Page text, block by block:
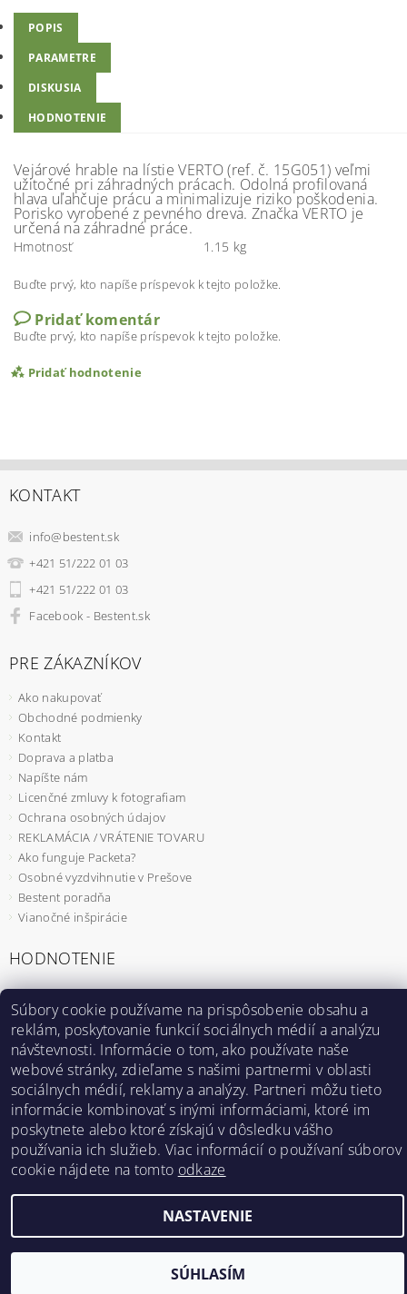
POPIS
PARAMETRE
DISKUSIA
HODNOTENIE
Vejárové hrable na lístie VERTO (ref. č. 15G051) veľmi
užitočné pri záhradných prácach. Odolná profilovaná
hlava uľahčuje prácu a minimalizuje riziko poškodenia.
Porisko vyrobené z pevného dreva. Značka VERTO je
určená na záhradné práce.
Hmotnosť 1.15 kg
Buďte prvý, kto napíše príspevok k tejto položke.
Pridať komentár
Buďte prvý, kto napíše príspevok k tejto položke.
Pridať hodnotenie
KONTAKT
info@bestent.sk
+421 51/222 01 03
+421 51/222 01 03
Facebook - Bestent.sk
PRE ZÁKAZNÍKOV
Ako nakupovať
Obchodné podmienky
Kontakt
Doprava a platba
Napíšte nám
Licenčné zmluvy k fotografiam
Ochrana osobných údajov
REKLAMÁCIA / VRÁTENIE TOVARU
Ako funguje Packeta?
Osobné vyzdvihnutie v Prešove
Bestent poradňa
Vianočné inšpirácie
HODNOTENIE
Záhradný fóliovník 2x2m s UV filtrom STANDARD
| MmzHrrdb
1
Bestent.cz | Heureka.sk
2026 ©BESTENT.sk, všetky práva vyhradené
Vytvoril Shoptet
Súbory cookie používame na prispôsobenie obsahu a
reklám, poskytovanie funkcií sociálnych médií a analýzu
návštevnosti. Informácie o tom, ako používate naše
webové stránky, zdieľame s našimi partnermi v oblasti
sociálnych médií, reklamy a analýzy. Partneri môžu tieto
informácie kombinovať s inými informáciami, ktoré im
poskytnete alebo ktoré získajú v dôsledku vášho
používania ich služieb. Viac informácií o používaní súborov
cookie nájdete na tomto odkaze
NASTAVENIE
SÚHLASÍM